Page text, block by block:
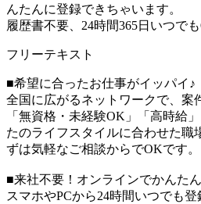
んたんに登録できちゃいます。
履歴書不要、24時間365日いつでも
フリーテキスト
■希望に合ったお仕事がイッパイ♪
全国に広がるネットワークで、案
「無資格・未経験OK」「高時給
たのライフスタイルに合わせた職
ずは気軽なご相談からでOKです。
■来社不要！オンラインでかんた
スマホやPCから24時間いつでも